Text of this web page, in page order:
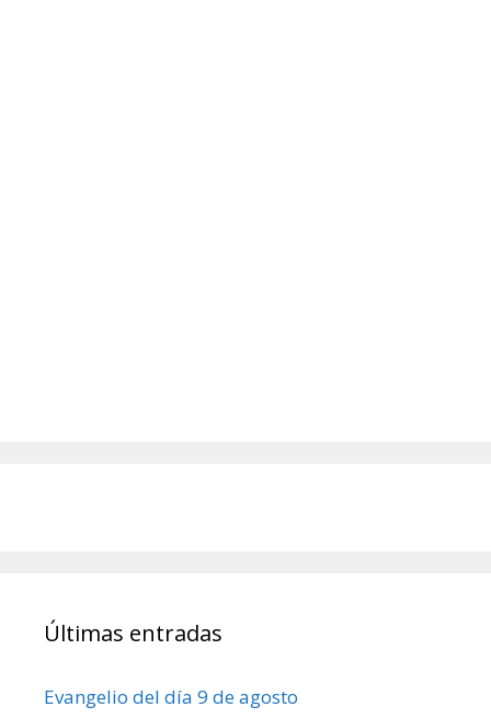
Últimas entradas
Evangelio del día 9 de agosto